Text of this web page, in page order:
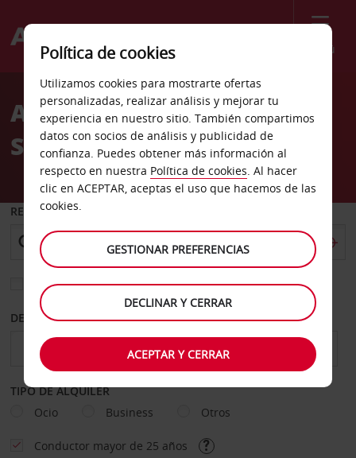
Menú
Welcome
AvisAlquiler de coches Chalon
Sur Saone
RECOGER EN
Elegir otra oficina de devolución
DESDE HASTA
TIPO DE ALQUILER
Ocio
Business Otros
Conductor mayor de 25 años
Política de cookies
Utilizamos cookies para mostrarte ofertas
personalizadas, realizar análisis y mejorar tu
experiencia en nuestro sitio. También compartimos
datos con socios de análisis y publicidad de
confianza. Puedes obtener más información al
respecto en nuestra Política de cookies. Al hacer
clic en ACEPTAR, aceptas el uso que hacemos de las
cookies.
GESTIONAR PREFERENCIAS
DECLINAR Y CERRAR
ACEPTAR Y CERRAR